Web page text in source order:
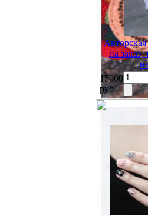
на заказ,
15000
руб